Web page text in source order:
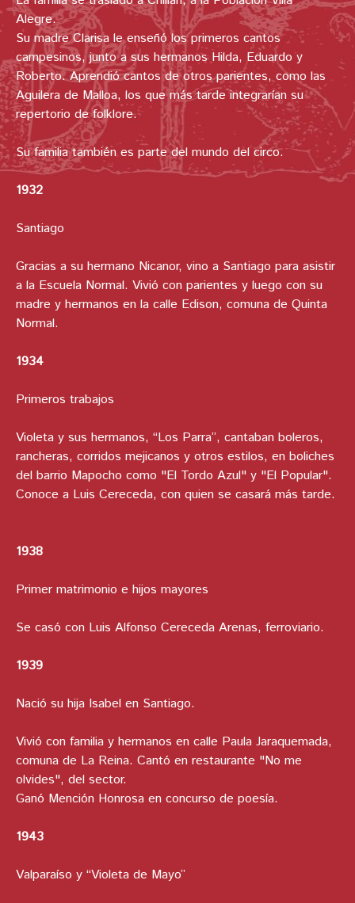
Alegre.
Su madre Clarisa le enseñó los primeros cantos
campesinos, junto a sus hermanos Hilda, Eduardo y
Roberto. Aprendió cantos de otros parientes, como las
Aguilera de Malloa, los que más tarde integrarían su
repertorio de folklore.
Su familia también es parte del mundo del circo.
1932
Santiago
Gracias a su hermano Nicanor, vino a Santiago para asistir
a la Escuela Normal. Vivió con parientes y luego con su
madre y hermanos en la calle Edison, comuna de Quinta
Normal.
1934
Primeros trabajos
Violeta y sus hermanos, “Los Parra”, cantaban boleros,
rancheras, corridos mejicanos y otros estilos, en boliches
del barrio Mapocho como "El Tordo Azul" y "El Popular".
Conoce a Luis Cereceda, con quien se casará más tarde.
1938
Primer matrimonio e hijos mayores
Se casó con Luis Alfonso Cereceda Arenas, ferroviario.
1939
Nació su hija Isabel en Santiago.
Vivió con familia y hermanos en calle Paula Jaraquemada,
comuna de La Reina. Cantó en restaurante "No me
olvides", del sector.
Ganó Mención Honrosa en concurso de poesía.
1943
Valparaíso y “Violeta de Mayo”